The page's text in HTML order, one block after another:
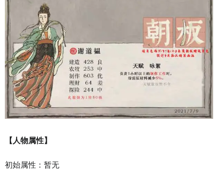
【人物属性】
初始属性：暂无